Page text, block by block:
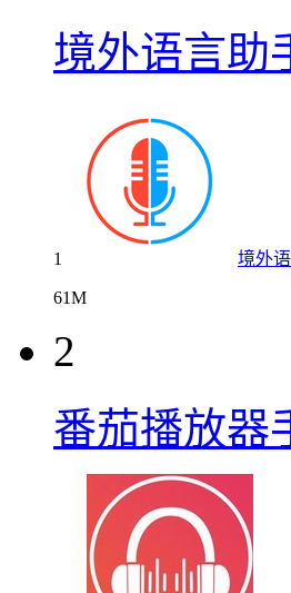
境外语言助
1 境外
61M
2
番茄播放器